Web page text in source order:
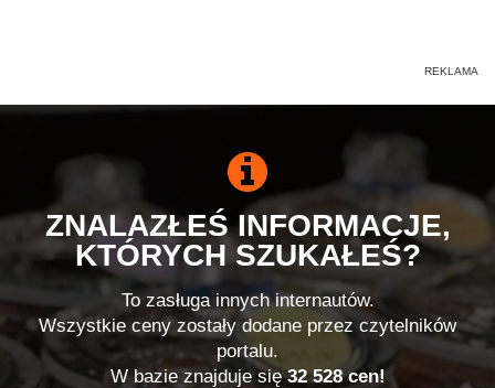
ZNALAZŁEŚ INFORMACJE,
KTÓRYCH SZUKAŁEŚ?
To zasługa innych internautów.
Wszystkie ceny zostały dodane przez czytelników
portalu.
W bazie znajduje się32 528 cen!